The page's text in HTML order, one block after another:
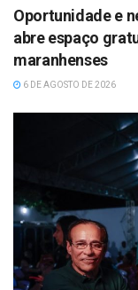
Oportunidade e
abre espaço
maranhenses
6 DE AGOSTO DE 2026